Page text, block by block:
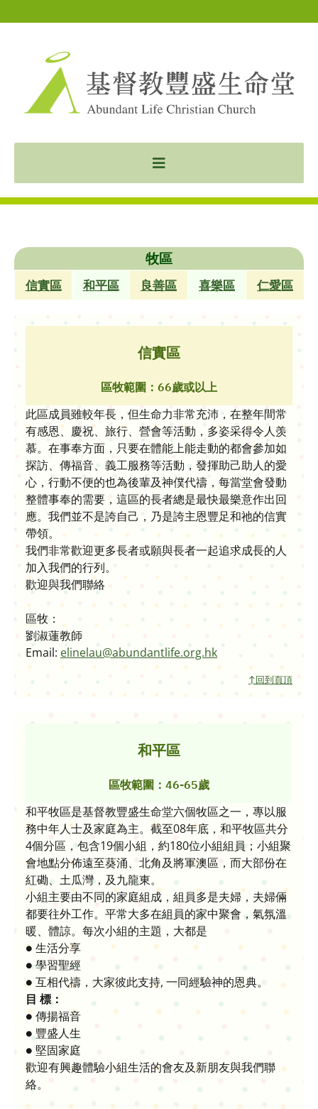
牧區
信實區 和平區 良善區 喜樂區 仁愛區
信實區
區牧範圍：66歲或以上
此區成員雖較年長，但生命力非常充沛，在整年間常
有感恩、慶祝、旅行、營會等活動，多姿采得令人羡
慕。在事奉方面，只要在體能上能走動的都會參加如
探訪、傳福音、義工服務等活動，發揮助己助人的愛
心，行動不便的也為後輩及神僕代禱，每當堂會發動
整體事奉的需要，這區的長者總是最快最樂意作出回
應。我們並不是誇自己，乃是誇主恩豐足和祂的信實
帶領。
我們非常歡迎更多長者或願與長者一起追求成長的人
加入我們的行列。
歡迎與我們聯絡
區牧：
劉淑蓮教師
Email: elinelau@abundantlife.org.hk
↑回到頁頂
和平區
區牧範圍：46-65歲
和平牧區是基督教豐盛生命堂六個牧區之一，專以服
務中年人士及家庭為主。截至08年底，和平牧區共分
4個分區，包含19個小組，約180位小組組員；小組聚
會地點分佈遠至葵涌、北角及將軍澳區，而大部份在
紅磡、土瓜灣，及九龍東。
小組主要由不同的家庭組成，組員多是夫婦，夫婦倆
都要往外工作。平常大多在組員的家中聚會，氣氛溫
暖、體諒。每次小組的主題，大都是
● 生活分享
● 學習聖經
● 互相代禱，大家彼此支持, 一同經驗神的恩典。
目 標：
● 傳揚福音
● 豐盛人生
● 堅固家庭
歡迎有興趣體驗小組生活的會友及新朋友與我們聯
絡。